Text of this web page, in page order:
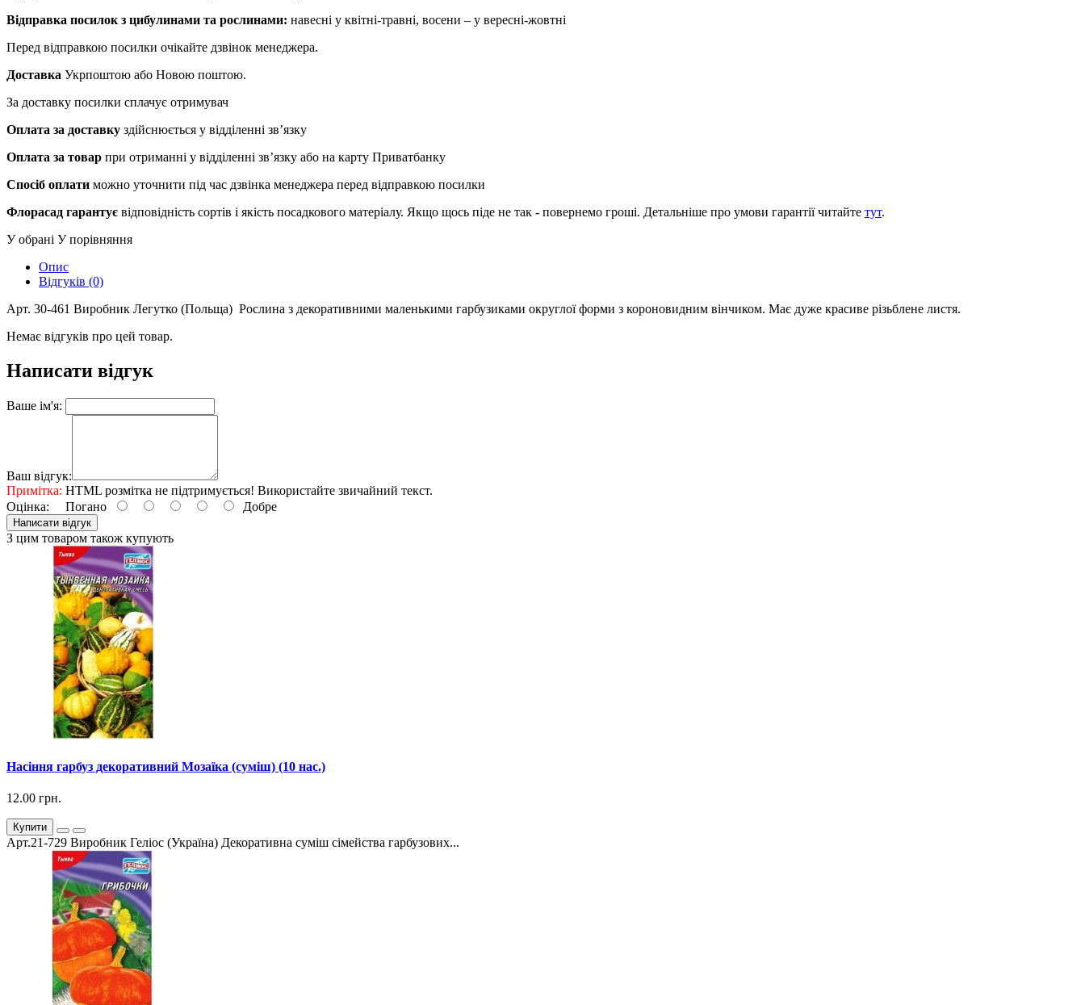
Відправка посилок з цибулинами та рослинами: навесні у квітні-травні, восени – у вересні-жовтні
Перед відправкою посилки очікайте дзвінок менеджера.
Доставка Укрпоштою або Новою поштою.
За доставку посилки сплачує отримувач
Оплата за доставку здійснюється у відділенні зв’язку
Оплата за товар при отриманні у відділенні зв’язку або на карту Приватбанку
Спосіб оплати можно уточнити під час дзвінка менеджера перед відправкою посилки
Флорасад гарантує відповідність сортів і якість посадкового матеріалу. Якщо щось піде не так - повернемо гроші. Детальніше про умови гарантії читайте тут.
У обрані У порівняння
Опис
Відгуків (0)
Арт. 30-461 Виробник Легутко (Польща) Рослина з декоративними маленькими гарбузиками округлої форми з короновидним вінчиком. Має дуже красиве різьблене листя.
Немає відгуків про цей товар.
Написати відгук
Ваше ім'я:
Ваш відгук:
Примітка: HTML розмітка не підтримується! Використайте звичайний текст.
Оцінка: Погано Добре
Написати відгук
З цим товаром також купують
Насіння гарбуз декоративний Мозаїка (суміш) (10 нас.)
12.00 грн.
Купити
Арт.21-729 Виробник Геліос (Україна) Декоративна суміш сімейства гарбузових...